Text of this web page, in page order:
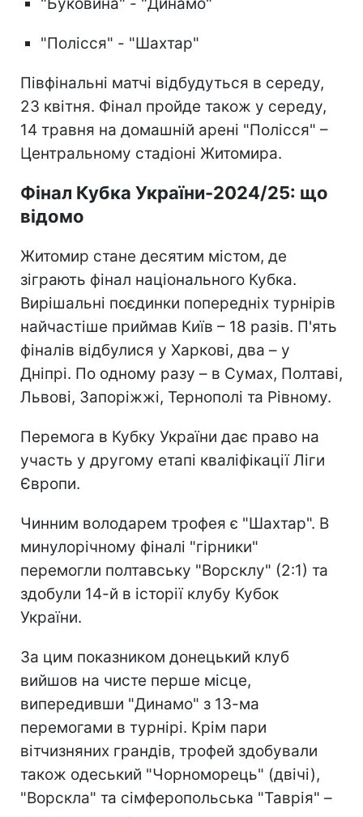
"Полісся" - "Шахтар"
Півфінальні матчі відбудуться в середу,
23 квітня. Фінал пройде також у середу,
14 травня на домашній арені "Полісся" –
Центральному стадіоні Житомира.
Фінал Кубка України-2024/25: що
відомо
Житомир стане десятим містом, де
зіграють фінал національного Кубка.
Вирішальні поєдинки попередніх турнірів
найчастіше приймав Київ – 18 разів. П'ять
фіналів відбулися у Харкові, два – у
Дніпрі. По одному разу – в Сумах, Полтаві,
Львові, Запоріжжі, Тернополі та Рівному.
Перемога в Кубку України дає право на
участь у другому етапі кваліфікації Ліги
Європи.
Чинним володарем трофея є "Шахтар". В
минулорічному фіналі "гірники"
перемогли полтавську "Ворсклу" (2:1) та
здобули 14-й в історії клубу Кубок
України.
За цим показником донецький клуб
вийшов на чисте перше місце,
випередивши "Динамо" з 13-ма
перемогами в турнірі. Крім пари
вітчизняних грандів, трофей здобували
також одеський "Чорноморець" (двічі),
"Ворскла" та сімферопольська "Таврія" –